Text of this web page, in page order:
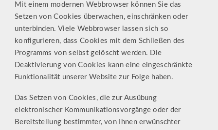
Mit einem modernen Webbrowser können Sie das
Setzen von Cookies überwachen, einschränken oder
unterbinden. Viele Webbrowser lassen sich so
konfigurieren, dass Cookies mit dem Schließen des
Programms von selbst gelöscht werden. Die
Deaktivierung von Cookies kann eine eingeschränkte
Funktionalität unserer Website zur Folge haben.
Das Setzen von Cookies, die zur Ausübung
elektronischer Kommunikationsvorgänge oder der
Bereitstellung bestimmter, von Ihnen erwünschter